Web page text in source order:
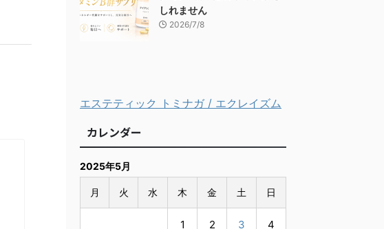
しれません
2026/7/8
エステティック トミナガ / エクレイズム
カレンダー
2025年5月
月 火 水 木 金 土 日
1 2 3 4